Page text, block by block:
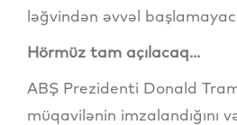
ləğvindən əvvəl
Hörmüz tam açılacaq...
ABŞ Prezidenti Donald
müqavilənin imzalandığını